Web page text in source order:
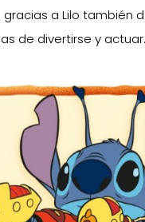
gracias a Lilo también
de divertirse y actuar.